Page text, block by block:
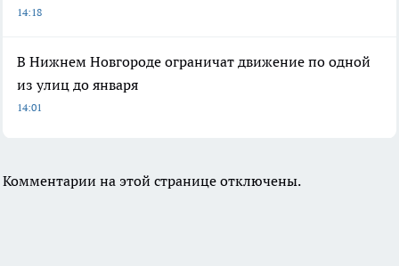
14:18
В Нижнем Новгороде ограничат движение по одной
из улиц до января
14:01
Комментарии на этой странице отключены.